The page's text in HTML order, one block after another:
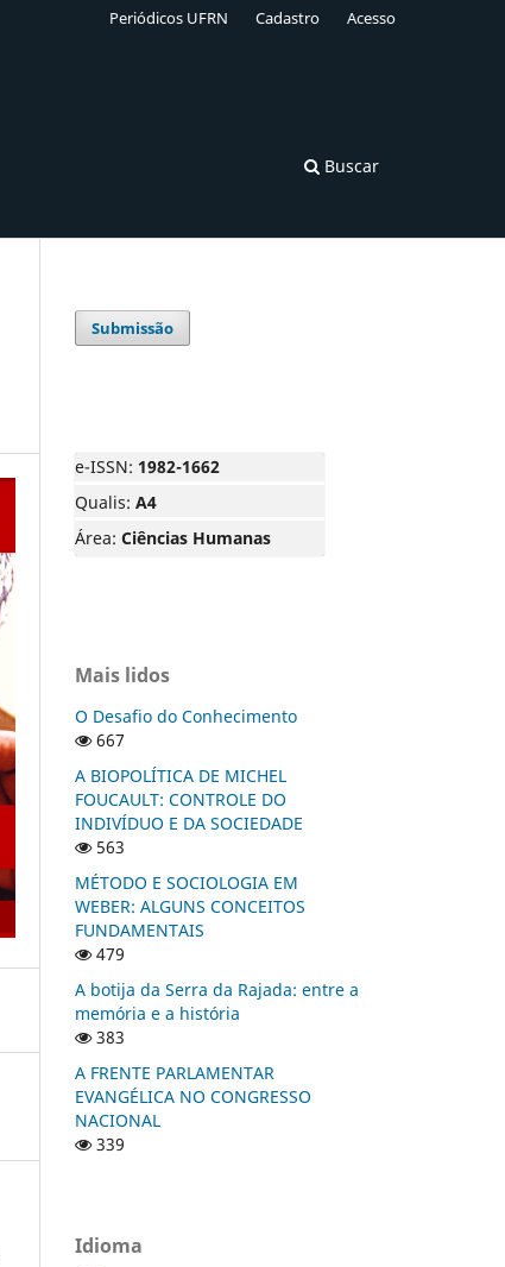
Buscar
Periódicos UFRN Cadastro Acesso
Submissão
e-ISSN: 1982-1662
Qualis: A4
Área: Ciências Humanas
Mais lidos
O Desafio do Conhecimento
667
A BIOPOLÍTICA DE MICHEL
FOUCAULT: CONTROLE DO
INDIVÍDUO E DA SOCIEDADE
563
MÉTODO E SOCIOLOGIA EM
WEBER: ALGUNS CONCEITOS
FUNDAMENTAIS
479
A botija da Serra da Rajada: entre a
memória e a história
383
A FRENTE PARLAMENTAR
EVANGÉLICA NO CONGRESSO
NACIONAL
339
Idioma